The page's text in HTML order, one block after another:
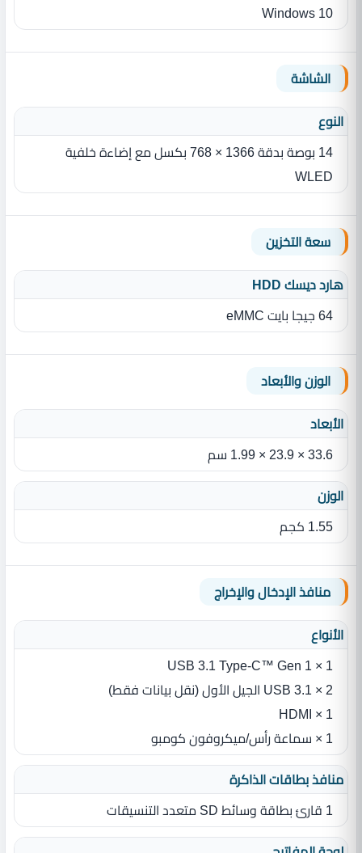
Windows 10
الشاشة
النوع
‏14 بوصة‏ بدقة‏ ‏‏1366 × 768‏ بكسل‏ مع إضاءة خلفية
WLED
سعة التخزين
هارد ديسك HDD
64 جيجا بايت eMMC
الوزن والأبعاد
الأبعاد
33.6 × 23.9 × 1.99 سم
الوزن
1.55 كجم
منافذ الإدخال والإخراج
الأنواع
1 × USB 3.1 Type-C™ Gen 1
2 × USB 3.1 الجيل الأول ‏(‏نقل بيانات فقط‏)‏
1 × HDMI
1 × سماعة رأس/ميكروفون كومبو
منافذ بطاقات الذاكرة
1 قارئ بطاقة وسائط SD متعدد التنسيقات